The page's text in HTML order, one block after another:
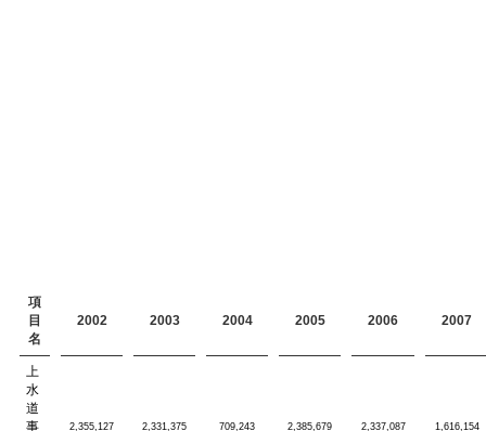
項
目
名
2002 2003 2004 2005 2006 2007
上
水
道
事
2,355,127 2,331,375 709,243 2,385,679 2,337,087 1,616,154